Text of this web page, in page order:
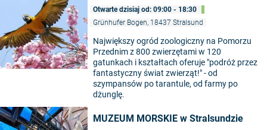
©
Otwarte dzisiaj od: 09:00 - 18:30
Grünhufer Bogen, 18437 Stralsund
Największy ogród zoologiczny na Pomorzu
Przednim z 800 zwierzętami w 120
gatunkach i kształtach oferuje "podróż przez
fantastyczny świat zwierząt!" - od
szympansów po tarantule, od farmy po
dżunglę.
MUZEUM MORSKIE w Stralsundzie